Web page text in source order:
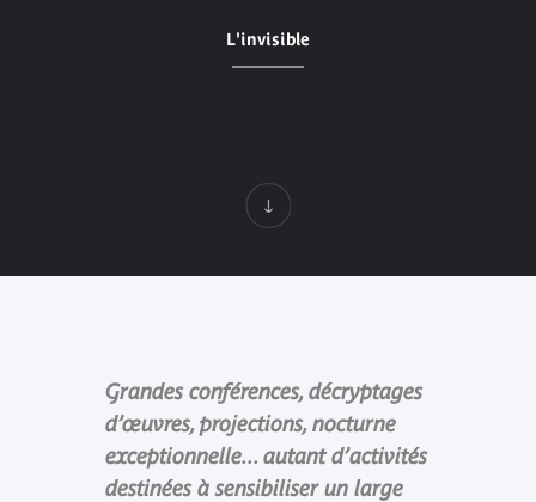
L'invisible
Grandes conférences, décryptages
d’œuvres, projections, nocturne
exceptionnelle... autant d’activités
destinées à sensibiliser un large